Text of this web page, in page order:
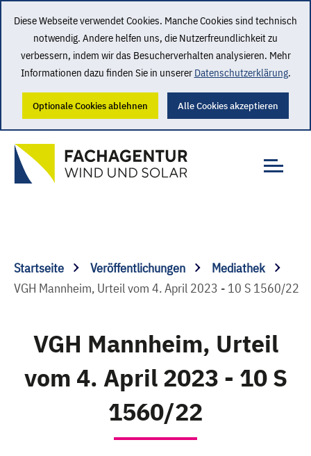
Diese Webseite verwendet Cookies. Manche Cookies sind technisch
notwendig. Andere helfen uns, die Nutzerfreundlichkeit zu
verbessern, indem wir das Besucherverhalten analysieren. Mehr
Informationen dazu finden Sie in unserer Datenschutzerklärung.
Optionale Cookies ablehnen Alle Cookies akzeptieren
Startseite Veröffentlichungen
Mediathek
VGH Mannheim, Urteil vom 4. April 2023 - 10 S 1560/22
VGH Mannheim, Urteil
vom 4. April 2023 - 10 S
1560/22